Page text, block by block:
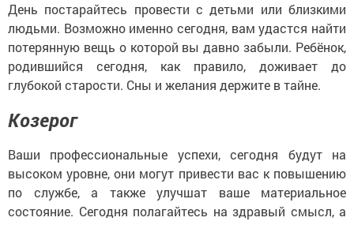
День постарайтесь провести с детьми или близкими
людьми. Возможно именно сегодня, вам удастся найти
потерянную вещь о которой вы давно забыли. Ребёнок,
родившийся сегодня, как правило, доживает до
глубокой старости. Сны и желания держите в тайне.
Козерог
Ваши профессиональные успехи, сегодня будут на
высоком уровне, они могут привести вас к повышению
по службе, а также улучшат ваше материальное
состояние. Сегодня полагайтесь на здравый смысл, а